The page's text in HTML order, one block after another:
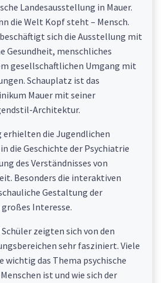
Landesausstellung in Mauer.
die Welt Kopf steht – Mensch.
sich die Ausstellung mit
Gesundheit, menschliches
gesellschaftlichen Umgang mit
Schauplatz ist das
Mauer mit seiner
Architektur.
erhielten die Jugendlichen
die Geschichte der Psychiatrie
des Verständnisses von
Besonders die interaktiven
Gestaltung der
Interesse.
zeigten sich von den
sehr fasziniert. Viele
wichtig das Thema psychische
ist und wie sich der